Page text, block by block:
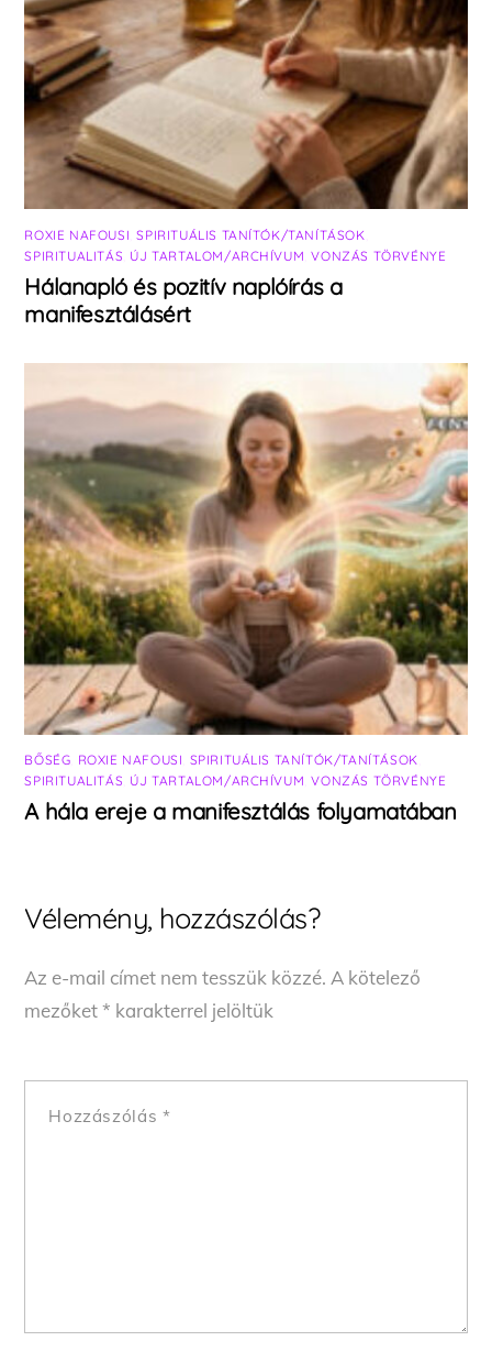
ROXIE NAFOUSI ,SPIRITUÁLIS TANÍTÓK/TANÍTÁSOK
SPIRITUALITÁS ÚJ TARTALOM/ARCHÍVUM ,VONZÁS TÖRVÉNYE
Hálanapló és pozitív naplóírás a
manifesztálásért
BŐSÉG ROXIE NAFOUSI SPIRITUÁLIS TANÍTÓK/TANÍTÁSOK
SPIRITUALITÁS ÚJ TARTALOM/ARCHÍVUM ,VONZÁS TÖRVÉNYE
A hála ereje a manifesztálás folyamatában
Vélemény, hozzászólás?
Az e-mail címet nem tesszük közzé. A kötelező
mezőket* karakterrel jelöltük
Hozzászólás *